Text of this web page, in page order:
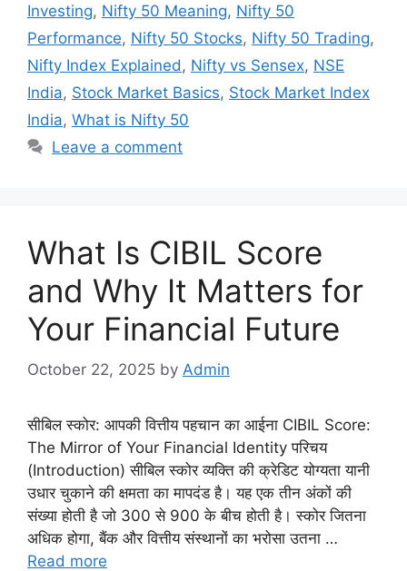
Investing, Nifty 50 Meaning, Nifty 50
Performance, Nifty 50 Stocks, Nifty 50 Trading,
Nifty Index Explained, Nifty vs Sensex, NSE
India, Stock Market Basics, Stock Market Index
India, What is Nifty 50
Leave a comment
What Is CIBIL Score
and Why It Matters for
Your Financial Future
October 22, 2025 by Admin
सीबिल स्कोर: आपकी वित्तीय पहचान का आईना CIBIL Score:
The Mirror of Your Financial Identity परिचय
(Introduction) सीबिल स्कोर व्यक्ति की क्रेडिट योग्यता यानी
उधार चुकाने की क्षमता का मापदंड है। यह एक तीन अंकों की
संख्या होती है जो 300 से 900 के बीच होती है। स्कोर जितना
अधिक होगा, बैंक और वित्तीय संस्थानों का भरोसा उतना …
Read more